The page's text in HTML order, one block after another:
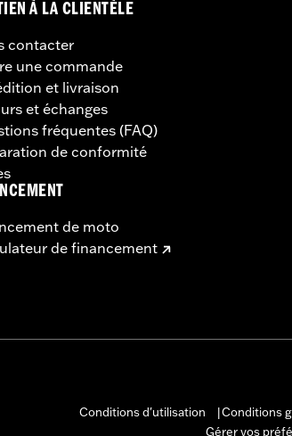
À LA CLIENTÈLE
contacter
une commande
et livraison
et échanges
fréquentes (FAQ)
de conformité
de moto
de financement
Conditions d'utilisation
Conditions
Gérer vos